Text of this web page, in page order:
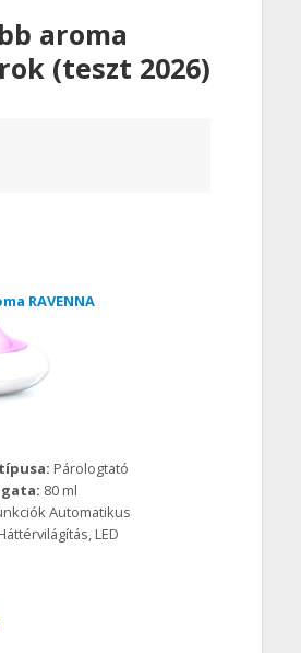
aroma
(teszt 2026)
RAVENNA
Párologtató
80 ml
Automatikus
LED